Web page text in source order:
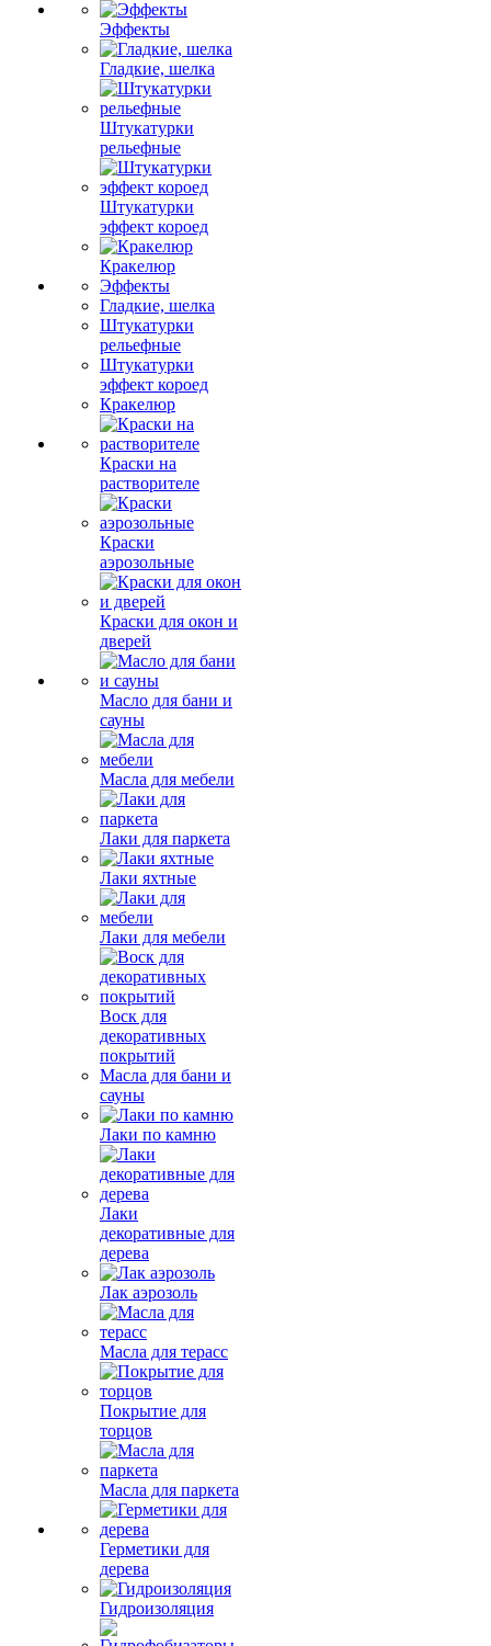
Эффекты
Гладкие, шелка
Штукатурки
рельефные
Штукатурки
эффект короед
Кракелюр
Эффекты
Гладкие, шелка
Штукатурки
рельефные
Штукатурки
эффект короед
Кракелюр
Краски на
растворителе
Краски
аэрозольные
Краски для окон и
дверей
Масло для бани и
сауны
Масла для мебели
Лаки для паркета
Лаки яхтные
Лаки для мебели
Воск для
декоративных
покрытий
Масла для бани и
сауны
Лаки по камню
Лаки
декоративные для
дерева
Лак аэрозоль
Масла для терасс
Покрытие для
торцов
Масла для паркета
Герметики для
дерева
Гидроизоляция